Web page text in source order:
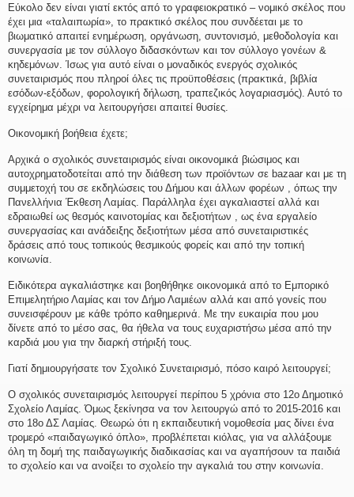
Εύκολο δεν είναι γιατί εκτός από το γραφειοκρατικό – νομικό σκέλος που
έχει μια «ταλαιπωρία», το πρακτικό σκέλος που συνδέεται με το
βιωματικό απαιτεί ενημέρωση, οργάνωση, συντονισμό, μεθοδολογία και
συνεργασία με τον σύλλογο διδασκόντων και τον σύλλογο γονέων &
κηδεμόνων. Ίσως για αυτό είναι ο μοναδικός ενεργός σχολικός
συνεταιρισμός που πληροί όλες τις προϋποθέσεις (πρακτικά, βιβλία
εσόδων-εξόδων, φορολογική δήλωση, τραπεζικός λογαριασμός). Αυτό το
εγχείρημα μέχρι να λειτουργήσει απαιτεί θυσίες.
Οικονομική βοήθεια έχετε;
Αρχικά ο σχολικός συνεταιρισμός είναι οικονομικά βιώσιμος και
αυτοχρηματοδοτείται από την διάθεση των προϊόντων σε bazaar και με τη
συμμετοχή του σε εκδηλώσεις του Δήμου και άλλων φορέων , όπως την
Πανελλήνια Έκθεση Λαμίας. Παράλληλα έχει αγκαλιαστεί αλλά και
εδραιωθεί ως θεσμός καινοτομίας και δεξιοτήτων , ως ένα εργαλείο
συνεργασίας και ανάδειξης δεξιοτήτων μέσα από συνεταιριστικές
δράσεις από τους τοπικούς θεσμικούς φορείς και από την τοπική
κοινωνία.
Ειδικότερα αγκαλιάστηκε και βοηθήθηκε οικονομικά από το Εμπορικό
Επιμελητήριο Λαμίας και τον Δήμο Λαμιέων αλλά και από γονείς που
συνεισφέρουν με κάθε τρόπο καθημερινά. Με την ευκαιρία που μου
δίνετε από το μέσο σας, θα ήθελα να τους ευχαριστήσω μέσα από την
καρδιά μου για την διαρκή στήριξή τους.
Γιατί δημιουργήσατε τον Σχολικό Συνεταιρισμό, πόσο καιρό λειτουργεί;
Ο σχολικός συνεταιρισμός λειτουργεί περίπου 5 χρόνια στο 12ο Δημοτικό
Σχολείο Λαμίας. Όμως ξεκίνησα να τον λειτουργώ από το 2015-2016 και
στο 18ο ΔΣ Λαμίας. Θεωρώ ότι η εκπαιδευτική νομοθεσία μας δίνει ένα
τρομερό «παιδαγωγικό όπλο», προβλέπεται κιόλας, για να αλλάξουμε
όλη τη δομή της παιδαγωγικής διαδικασίας και να αγαπήσουν τα παιδιά
το σχολείο και να ανοίξει το σχολείο την αγκαλιά του στην κοινωνία.